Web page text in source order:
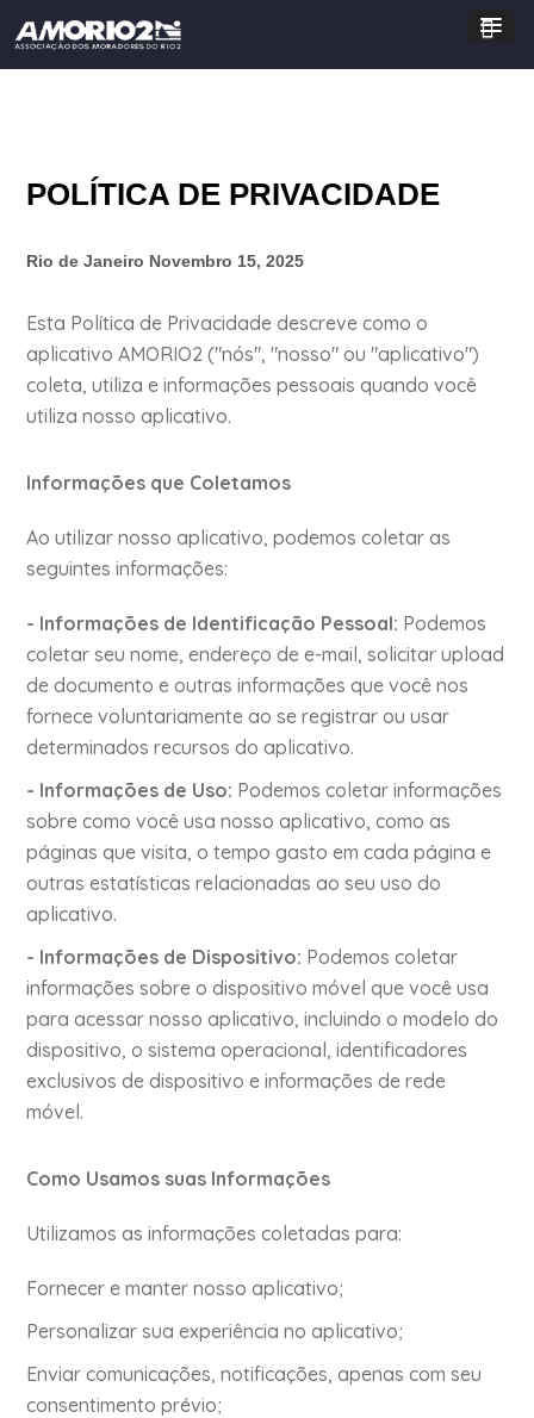
POLÍTICA DE PRIVACIDADE
Rio de Janeiro Novembro 15, 2025
Esta Política de Privacidade descreve como o
aplicativo AMORIO2 ("nós", "nosso" ou "aplicativo")
coleta, utiliza e informações pessoais quando você
utiliza nosso aplicativo.
Informações que Coletamos
Ao utilizar nosso aplicativo, podemos coletar as
seguintes informações:
- Informações de Identificação Pessoal: Podemos
coletar seu nome, endereço de e-mail, solicitar upload
de documento e outras informações que você nos
fornece voluntariamente ao se registrar ou usar
determinados recursos do aplicativo.
- Informações de Uso: Podemos coletar informações
sobre como você usa nosso aplicativo, como as
páginas que visita, o tempo gasto em cada página e
outras estatísticas relacionadas ao seu uso do
aplicativo.
- Informações de Dispositivo: Podemos coletar
informações sobre o dispositivo móvel que você usa
para acessar nosso aplicativo, incluindo o modelo do
dispositivo, o sistema operacional, identificadores
exclusivos de dispositivo e informações de rede
móvel.
Como Usamos suas Informações
Utilizamos as informações coletadas para:
Fornecer e manter nosso aplicativo;
Personalizar sua experiência no aplicativo;
Enviar comunicações, notificações, apenas com seu
consentimento prévio;